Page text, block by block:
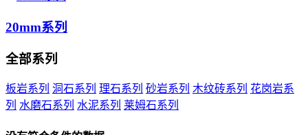
20mm系列
全部系列
板岩系列 洞石系列 理石系列 砂岩系列 木纹砖系列 花岗岩系
列 水磨石系列 水泥系列 莱姆石系列